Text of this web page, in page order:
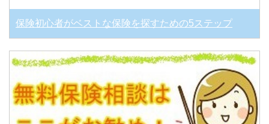
保険初心者がベストな保険を探すための5ステップ